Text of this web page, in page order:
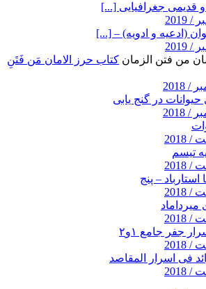
قدیمی جغرافیایی [...]
(ادعیه و ادویه) – [...]
کتاب حرز الامان مَن فَتَنِ
در گنج یابی
تیسم
استارباد – پنج
میرداماد
جفر جامع ۱و۲
فی اسرار المقاصد